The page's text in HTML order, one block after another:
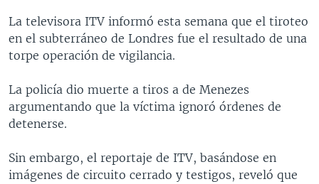
PANORAMA
ESTADOS UNIDOS AL DÍA
EL MUNDO AL DÍA [RADIO]
FORO [RADIO]
DEPORTIVO INTERNACIONAL
NOTA ECONÓMICA
SÍGANOS
Idiomas
La televisora ITV informó esta semana que el tiroteo
en el subterráneo de Londres fue el resultado de una
torpe operación de vigilancia.
La policía dio muerte a tiros a de Menezes
argumentando que la víctima ignoró órdenes de
detenerse.
Sin embargo, el reportaje de ITV, basándose en
imágenes de circuito cerrado y testigos, reveló que